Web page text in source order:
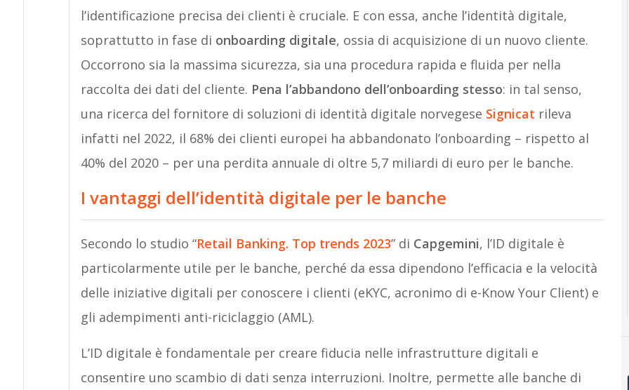
l’identificazione precisa dei clienti è cruciale. E con essa, anche l’identità digitale,
soprattutto in fase di onboarding digitale, ossia di acquisizione di un nuovo cliente.
Occorrono sia la massima sicurezza, sia una procedura rapida e fluida per nella
raccolta dei dati del cliente. Pena l’abbandono dell’onboarding stesso: in tal senso,
una ricerca del fornitore di soluzioni di identità digitale norvegese Signicat rileva
infatti nel 2022, il 68% dei clienti europei ha abbandonato l’onboarding – rispetto al
40% del 2020 – per una perdita annuale di oltre 5,7 miliardi di euro per le banche.
I vantaggi dell’identità digitale per le banche
Secondo lo studio “Retail Banking. Top trends 2023” di Capgemini, l’ID digitale è
particolarmente utile per le banche, perché da essa dipendono l’efficacia e la velocità
delle iniziative digitali per conoscere i clienti (eKYC, acronimo di e-Know Your Client) e
gli adempimenti anti-riciclaggio (AML).
L’ID digitale è fondamentale per creare fiducia nelle infrastrutture digitali e
consentire uno scambio di dati senza interruzioni. Inoltre, permette alle banche di